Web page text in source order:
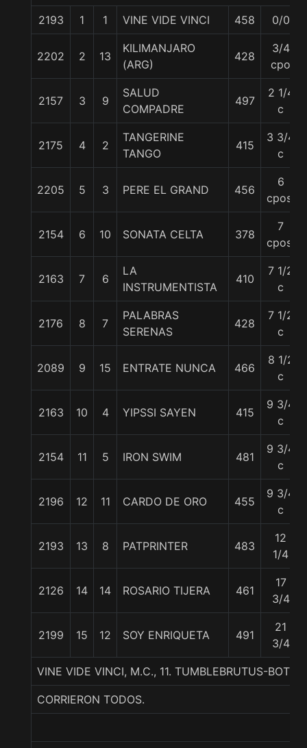
2193 1 1 VINE VIDE VINCI 458 0/0
2202 2 13
KILIMANJARO
(ARG)
428
3/4
cpo
2157 3 9
SALUD
COMPADRE
497
2 1/4
c
2175 4 2
TANGERINE
TANGO
415
3 3/4
c
2205 5 3 PERE EL GRAND 456
6
cpos.
2154 6 10 SONATA CELTA 378
7
cpos.
2163 7 6
LA
INSTRUMENTISTA
410
7 1/2
c
2176 8 7
PALABRAS
SERENAS
428
7 1/2
c
2089 9 15 ENTRATE NUNCA 466
8 1/2
c
2163 10 4 YIPSSI SAYEN 415
9 3/4
c
2154 11 5 IRON SWIM 481
9 3/4
c
2196 12 11 CARDO DE ORO 455
9 3/4
c
2193 13 8 PATPRINTER 483
12
1/4
2126 14 14 ROSARIO TIJERA 461
17
3/4
2199 15 12 SOY ENRIQUETA 491
21
3/4
VINE VIDE VINCI, M.C., 11. TUMBLEBRUTUS-
CORRIERON TODOS.